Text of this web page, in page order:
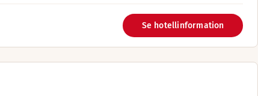
Se hotellinformation